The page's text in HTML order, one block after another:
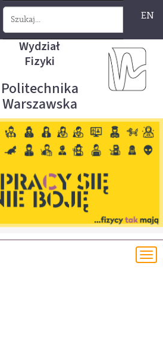
EN
Wydział
Fizyki
Politechnika
Warszawska